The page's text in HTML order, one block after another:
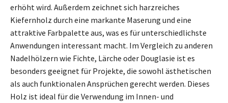
erhöht wird. Außerdem zeichnet sich harzreiches
Kiefernholz durch eine markante Maserung und eine
attraktive Farbpalette aus, was es für unterschiedlichste
Anwendungen interessant macht. Im Vergleich zu anderen
Nadelhölzern wie Fichte, Lärche oder Douglasie ist es
besonders geeignet für Projekte, die sowohl ästhetischen
als auch funktionalen Ansprüchen gerecht werden. Dieses
Holz ist ideal für die Verwendung im Innen- und